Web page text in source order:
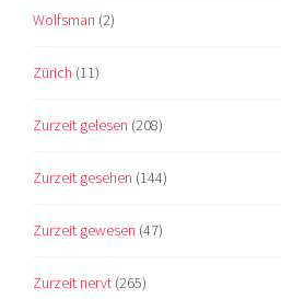
Wolfsman (2)
Zürich (11)
Zurzeit gelesen (208)
Zurzeit gesehen (144)
Zurzeit gewesen (47)
Zurzeit nervt (265)